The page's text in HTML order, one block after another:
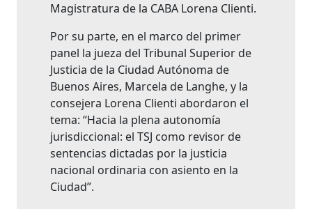
Magistratura de la CABA Lorena Clienti.
Por su parte, en el marco del primer
panel la jueza del Tribunal Superior de
Justicia de la Ciudad Autónoma de
Buenos Aires, Marcela de Langhe, y la
consejera Lorena Clienti abordaron el
tema: “Hacia la plena autonomía
jurisdiccional: el TSJ como revisor de
sentencias dictadas por la justicia
nacional ordinaria con asiento en la
Ciudad”.